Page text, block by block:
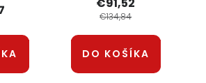
€134,84
DO KOŠÍKA